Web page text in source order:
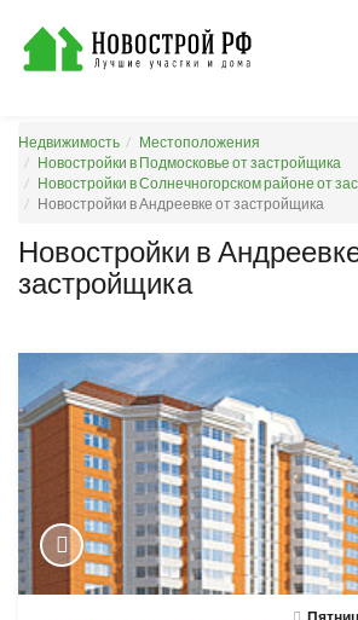
Недвижимость
Местоположения
Новостройки в Подмосковье от застройщика
Новостройки в Солнечногорском районе от
Новостройки в Андреевке от застройщика
Новостройки в
застройщика